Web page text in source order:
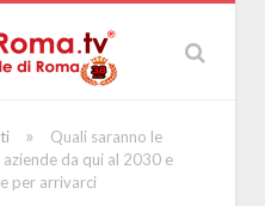
»
Quali saranno le
da qui al 2030 e
per arrivarci